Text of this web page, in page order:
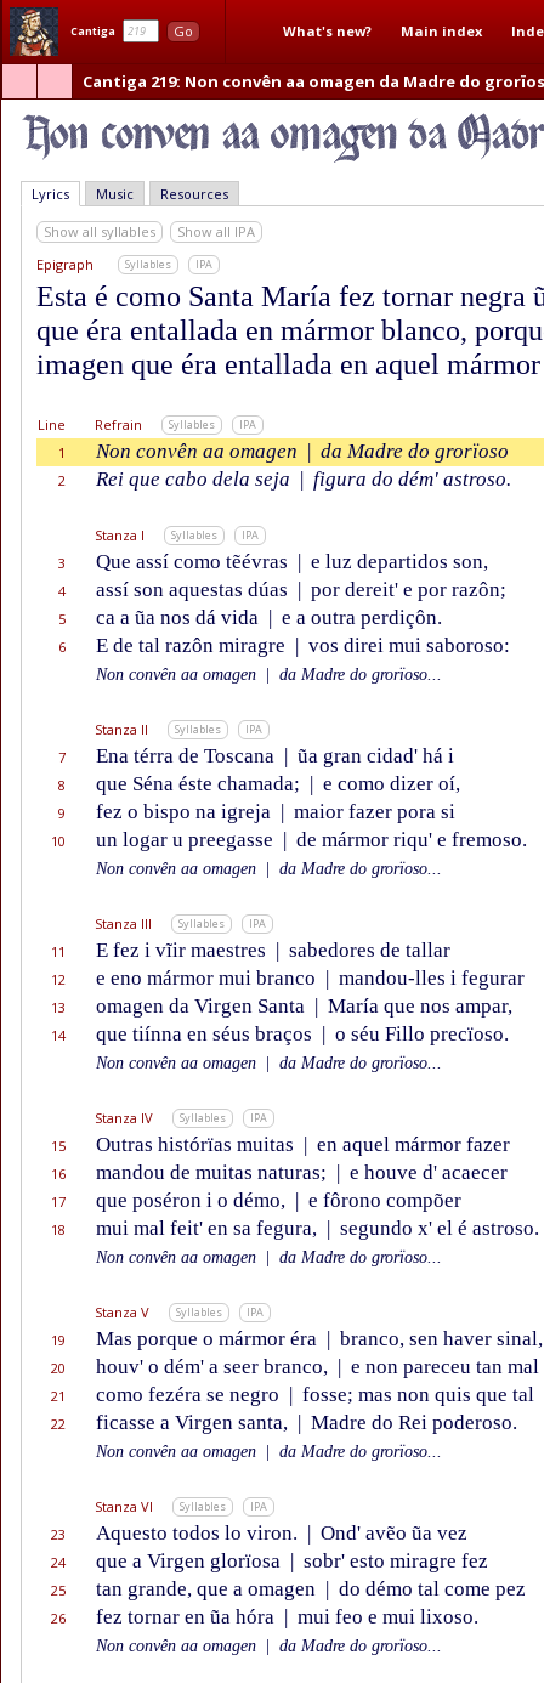
Cantiga Go What's new? Main index
Cantiga 219: Non convên aa omagen da Madre do
Lyrics Music Resources
Show all syllables
Show all IPA
Epigraph
Syllables IPA
Esta é como Santa María fez tornar negra
que éra entallada en mármor blanco,
imagen que éra entallada en aquel
Line Refrain Syllables IPA
1 Non convên aa omagen | da Madre do grorïoso
2 Rei que cabo dela seja | figura do dém' astroso.
Stanza I Syllables IPA
3 Que assí como tẽévras | e luz departidos son,
4 assí son aquestas dúas | por dereit' e por razôn;
5 ca a ũa nos dá vida | e a outra perdiçôn.
6 E de tal razôn miragre | vos direi mui saboroso:
Non convên aa omagen da Madre do grorïoso...
Stanza II Syllables IPA
7 Ena térra de Toscana | ũa gran cidad' há i
8 que Séna éste chamada; | e como dizer oí,
9 fez o bispo na igreja | maior fazer pora si
10 un logar u preegasse | de mármor riqu' e fremoso.
Non convên aa omagen da Madre do grorïoso...
Stanza III Syllables IPA
11 E fez i vĩir maestres | sabedores de tallar
12 e eno mármor mui branco | mandou-lles i fegurar
13 omagen da Virgen Santa | María que nos ampar,
14 que tiínna en séus braços | o séu Fillo precïoso.
Non convên aa omagen da Madre do grorïoso...
Stanza IV Syllables IPA
15 Outras histórïas muitas | en aquel mármor fazer
16 mandou de muitas naturas; | e houve d' acaecer
17 que poséron i o démo, | e fôrono compõer
18 mui mal feit' en sa fegura, | segundo x' el é astroso.
Non convên aa omagen da Madre do grorïoso...
Stanza V Syllables IPA
19 Mas porque o mármor éra | branco, sen haver sinal,
20 houv' o dém' a seer branco, | e non pareceu tan mal
21 como fezéra se negro | fosse; mas non quis que tal
22 ficasse a Virgen santa, | Madre do Rei poderoso.
Non convên aa omagen da Madre do grorïoso...
Stanza VI Syllables IPA
23 Aquesto todos lo viron. | Ond' avẽo ũa vez
24 que a Virgen glorïosa | sobr' esto miragre fez
25 tan grande, que a omagen | do démo tal come pez
26 fez tornar en ũa hóra | mui feo e mui lixoso.
Non convên aa omagen da Madre do grorïoso...